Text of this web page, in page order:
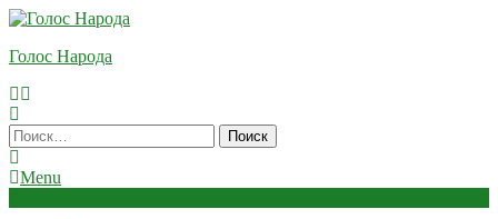
Skip
Content
Голос Народа
Найти:
Menu